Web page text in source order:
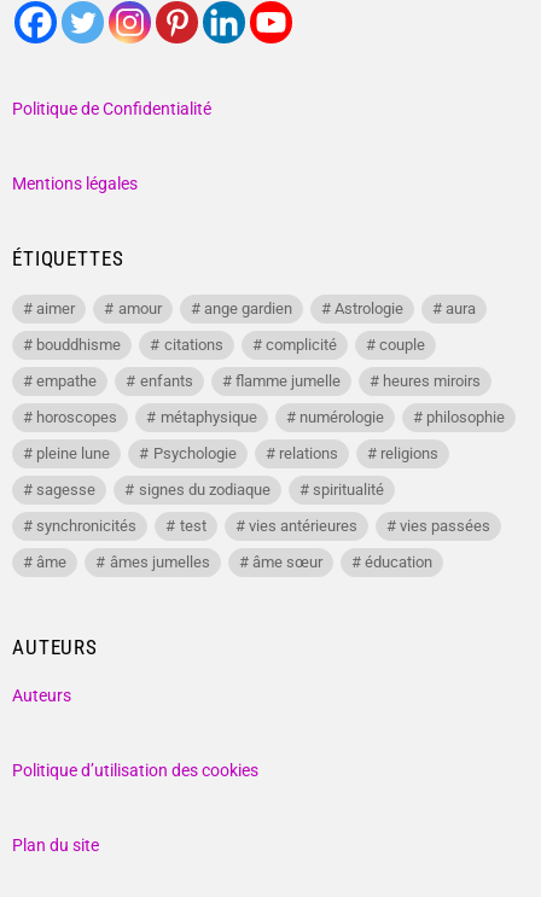
Politique de Confidentialité
Mentions légales
ÉTIQUETTES
aimer amour ange gardien Astrologie
aura
bouddhisme
citations complicité
couple
empathe
enfants flamme jumelle
heures miroirs
horoscopes
métaphysique numérologie
philosophie
pleine lune
Psychologie relations
religions
sagesse
signes du zodiaque
spiritualité
synchronicités
test vies antérieures
vies passées
âme
âmes jumelles âme sœur éducation
AUTEURS
Auteurs
Politique d’utilisation des cookies
Plan du site